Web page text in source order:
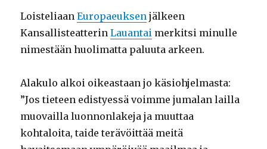
LoisteliaanEuropaeuksen jälkeen
KansallisteatterinLauantai merkitsi minulle
nimestään huolimatta paluuta arkeen.
Alakulo alkoi oikeastaan jo käsiohjelmasta:
”Jos tieteen edistyessä voimme jumalan lailla
muovailla luonnonlakeja ja muuttaa
kohtaloita, taide terävöittää meitä